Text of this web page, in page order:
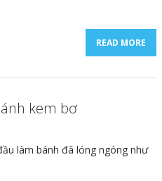
READ MORE
kem bơ
làm bánh đã lóng ngóng như